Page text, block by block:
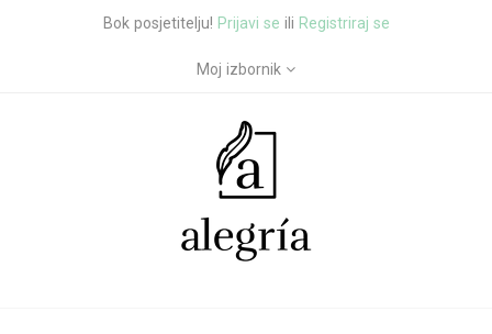
Bok posjetitelju! Prijavi se ili Registriraj se
Moj izbornik